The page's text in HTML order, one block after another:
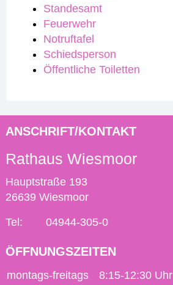
Standesamt
Feuerwehr
Notruftafel
Schiedsperson
Öffentliche Toiletten
ANSCHRIFT/KONTAKT
Rathaus Wiesmoor
Hauptstraße 193
26639 Wiesmoor
Tel: 04944-305-0
ÖFFNUNGSZEITEN
montags-freitags 8:15-12:30 Uhr